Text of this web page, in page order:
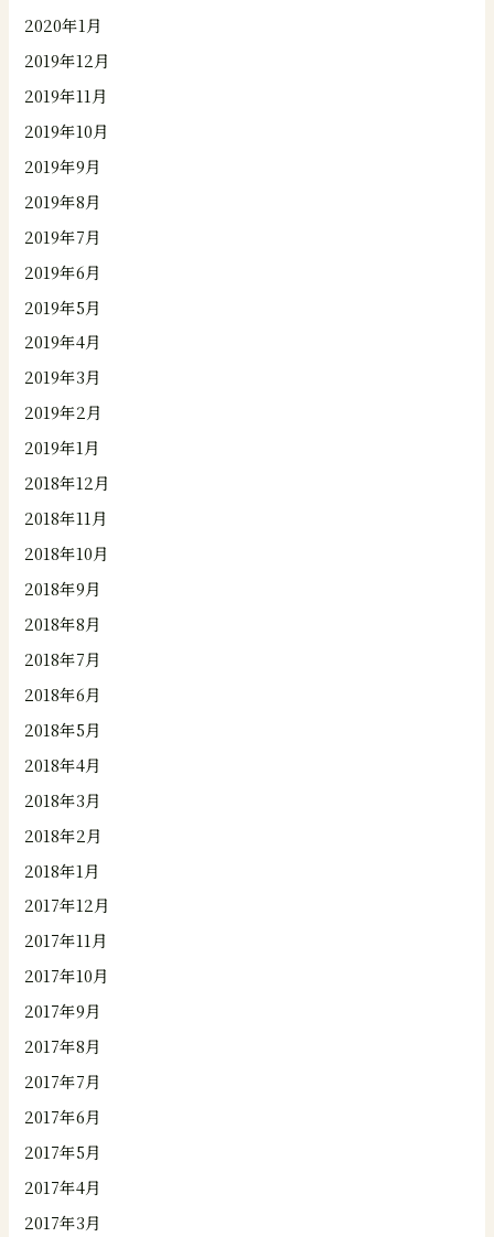
2020年1月
2019年12月
2019年11月
2019年10月
2019年9月
2019年8月
2019年7月
2019年6月
2019年5月
2019年4月
2019年3月
2019年2月
2019年1月
2018年12月
2018年11月
2018年10月
2018年9月
2018年8月
2018年7月
2018年6月
2018年5月
2018年4月
2018年3月
2018年2月
2018年1月
2017年12月
2017年11月
2017年10月
2017年9月
2017年8月
2017年7月
2017年6月
2017年5月
2017年4月
2017年3月